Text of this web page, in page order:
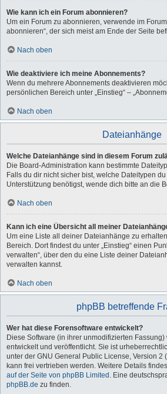
Wie kann ich ein Forum abonnieren?
Um ein Forum zu abonnieren, verwende im
abonnieren“, der sich meist am Ende der Seite
Nach oben
Wie deaktiviere ich meine Abonnements?
Wenn du mehrere Abonnements deaktivieren
persönlichen Bereich unter „Einstieg“ –
Nach oben
Dateianhänge
Welche Dateianhänge sind in diesem Forum
Die Board-Administration kann bestimmte
Falls du dir nicht sicher bist, welche Dateitypen
Unterstützung benötigst, wende dich bitte an die
Nach oben
Kann ich eine Übersicht all meiner
Um eine Liste all deiner Dateianhänge zu
Bereich. Dort findest du unter „Einstieg“ einen
verwalten“, über den du eine Liste deiner
verwalten kannst.
Nach oben
phpBB betreffende
Wer hat diese Forensoftware entwickelt?
Diese Software (in ihrer unmodifizierten Fassung)
entwickelt und veröffentlicht. Sie ist
unter der GNU General Public License, Version 2
kann frei vertrieben werden. Weitere Details
auf der Seite von phpBB Limited . Eine
phpBB.de zu finden.